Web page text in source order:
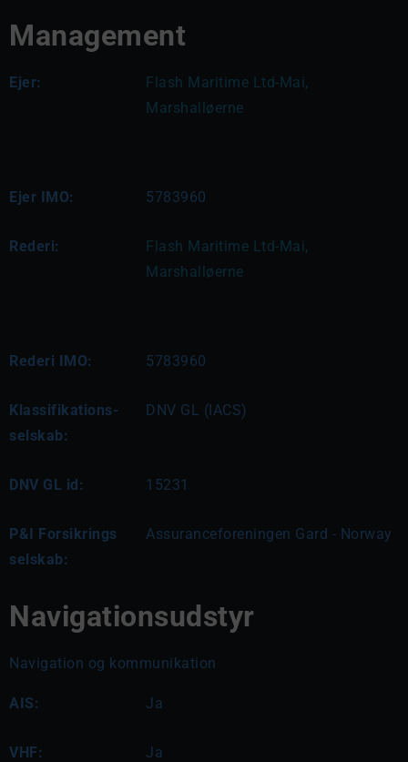
Management
Ejer:
Flash Maritime Ltd-Mai,
Marshalløerne
Ejer IMO: 5783960
Rederi:
Flash Maritime Ltd-Mai,
Marshalløerne
Rederi IMO: 5783960
Klassifikations-
selskab:
DNV GL (IACS)
DNV GL id: 15231
P&I Forsikrings
selskab:
Assuranceforeningen Gard - Norway
Navigationsudstyr
Navigation og kommunikation
AIS: Ja
VHF: Ja